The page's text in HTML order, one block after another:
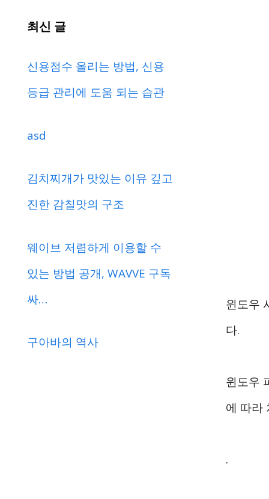
윈도우
다.
윈도우
에 따라
.
최신 글
신용점수 올리는 방법, 신용
등급 관리에 도움 되는 습관
asd
김치찌개가 맛있는 이유 깊고
진한 감칠맛의 구조
웨이브 저렴하게 이용할 수
있는 방법 공개, WAVVE 구독
싸…
구아바의 역사